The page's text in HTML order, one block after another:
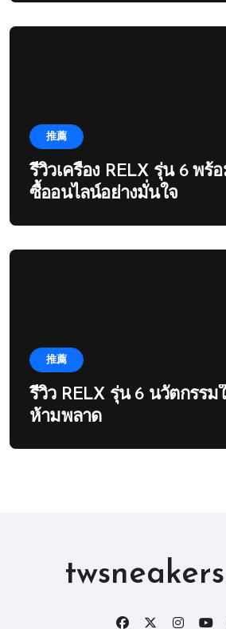
推薦
รีวิวเครื่อง RELX รุ่น 6 พร้
ซื้ออนไลน์อย่างมั่นใจ
推薦
รีวิว RELX รุ่น 6 นวัตกรร
ห้ามพลาด